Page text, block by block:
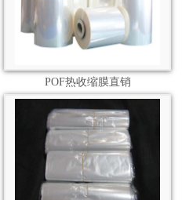
POF热收缩膜直销